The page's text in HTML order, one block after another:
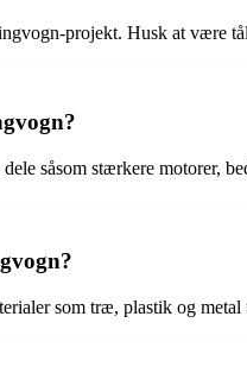
projekt. Husk at være
såsom stærkere motorer,
som træ, plastik og